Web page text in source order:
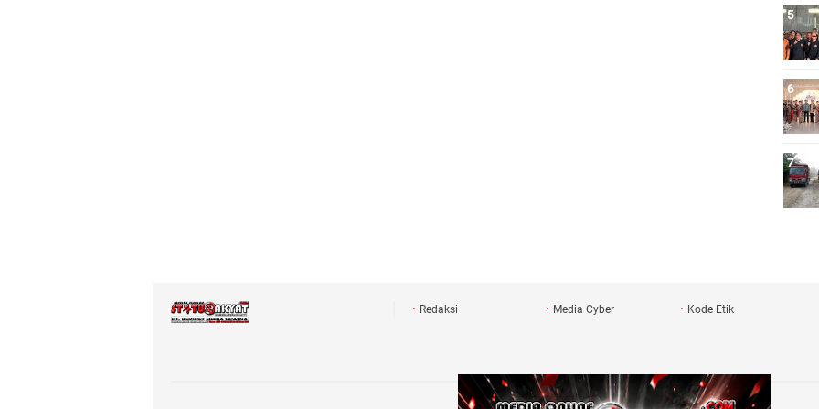
Redaksi Media Cyber Kode Etik
Copyright ©2026STATUSRAKYAT.COM